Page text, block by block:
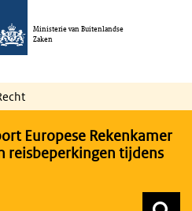
Ministerie van Buitenlandse
Zaken
Europese Rekenkamer
reisbeperkingen tijdens